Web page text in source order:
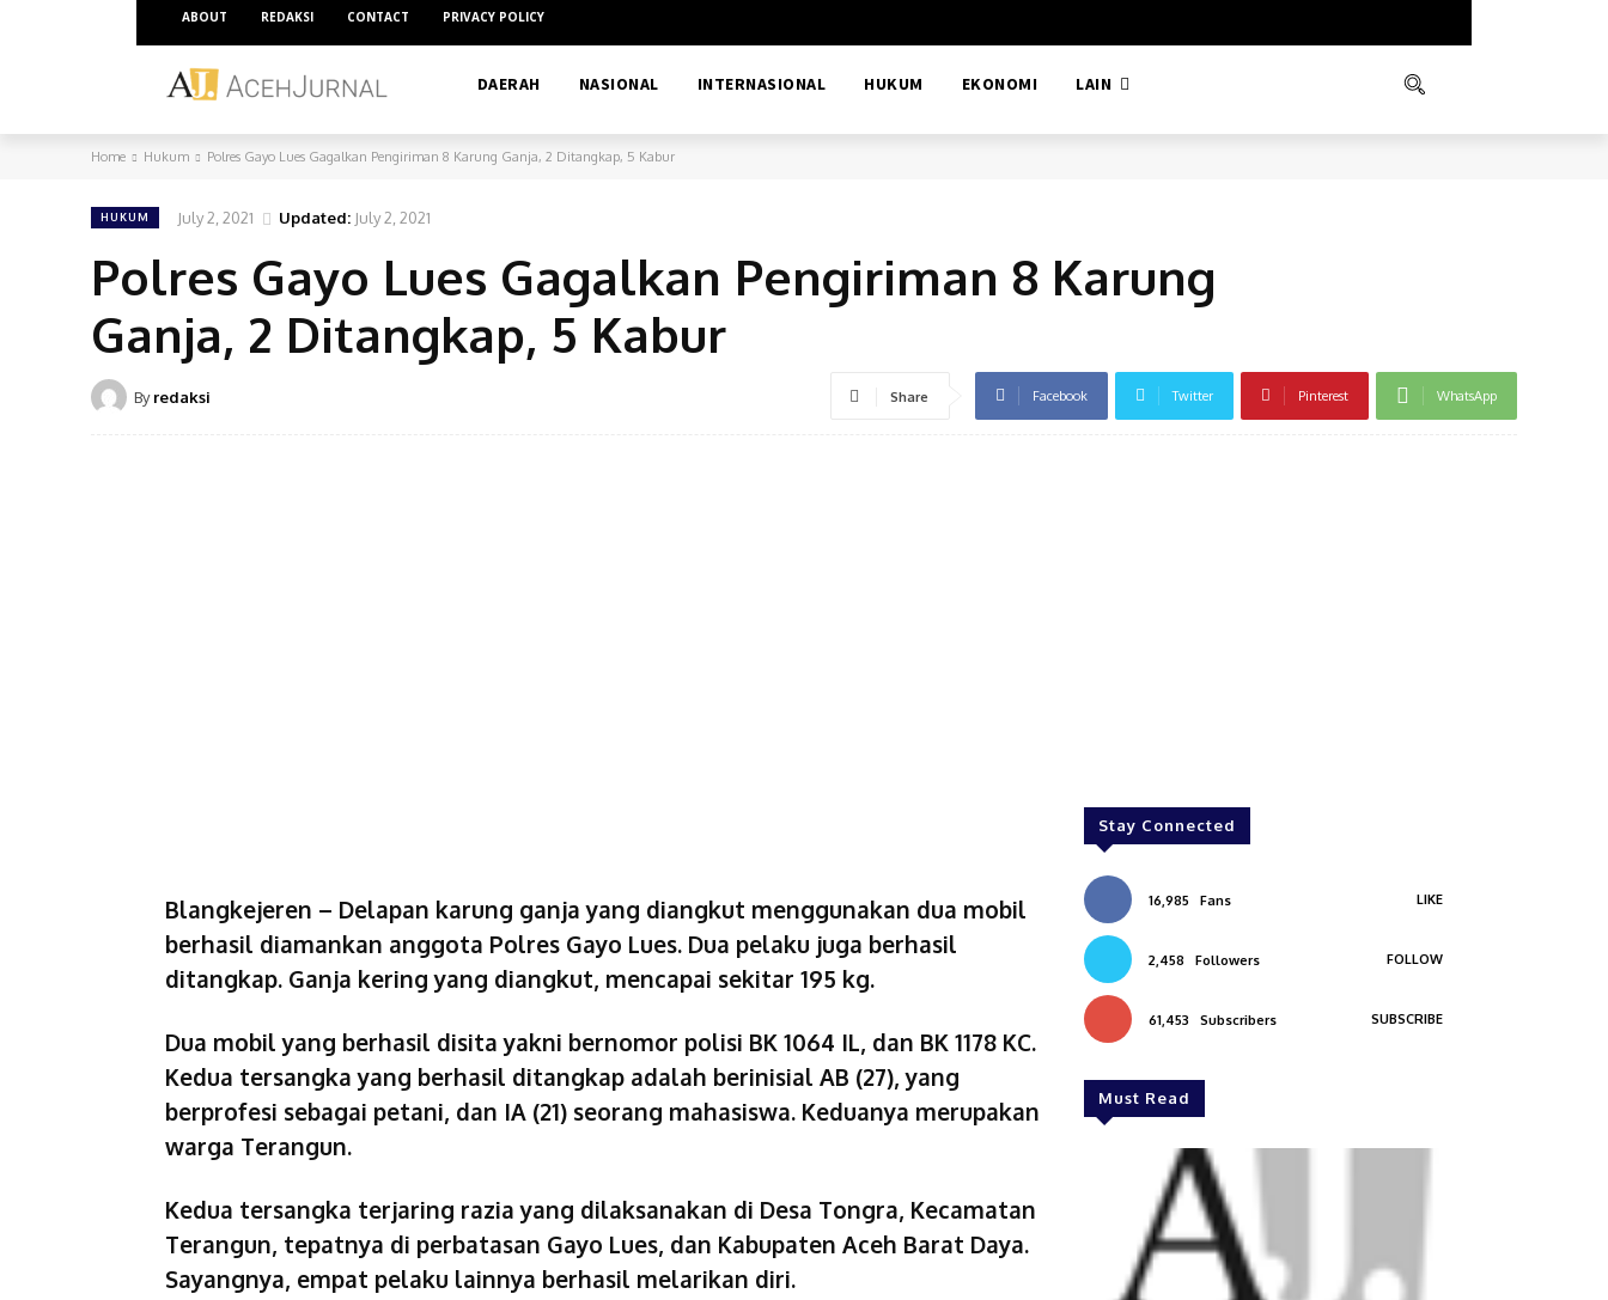
ABOUT REDAKSI CONTACT PRIVACY POLICY
DAERAH NASIONAL INTERNASIONAL HUKUM EKONOMI LAIN
Home Hukum Polres Gayo Lues Gagalkan Pengiriman 8 Karung Ganja, 2 Ditangkap, 5 Kabur
HUKUM July 2, 2021 Updated: July 2, 2021
Polres Gayo Lues Gagalkan Pengiriman 8 Karung
Ganja, 2 Ditangkap, 5 Kabur
By redaksi Share Facebook Twitter Pinterest WhatsApp
Blangkejeren – Delapan karung ganja yang diangkut menggunakan dua mobil
berhasil diamankan anggota Polres Gayo Lues. Dua pelaku juga berhasil
ditangkap. Ganja kering yang diangkut, mencapai sekitar 195 kg.
Dua mobil yang berhasil disita yakni bernomor polisi BK 1064 IL, dan BK 1178 KC.
Kedua tersangka yang berhasil ditangkap adalah berinisial AB (27), yang
berprofesi sebagai petani, dan IA (21) seorang mahasiswa. Keduanya merupakan
warga Terangun.
Kedua tersangka terjaring razia yang dilaksanakan di Desa Tongra, Kecamatan
Terangun, tepatnya di perbatasan Gayo Lues, dan Kabupaten Aceh Barat Daya.
Sayangnya, empat pelaku lainnya berhasil melarikan diri.
Stay Connected
16,985 Fans LIKE
2,458 Followers FOLLOW
61,453 Subscribers SUBSCRIBE
Must Read